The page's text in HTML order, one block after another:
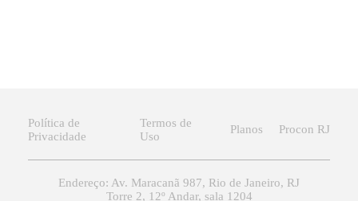
Política de
Privacidade
Termos de
Uso
Planos Procon RJ
Endereço: Av. Maracanã 987, Rio de Janeiro, RJ
Torre 2, 12º Andar, sala 1204